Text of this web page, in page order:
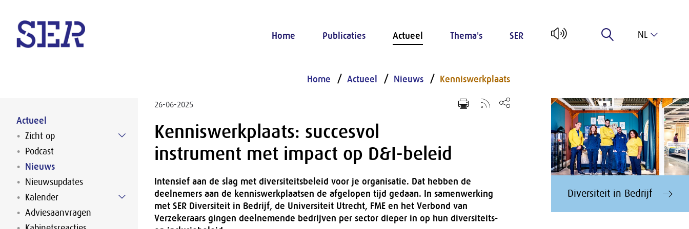
Home Publicaties Actueel Thema's SER NL
Actueel
Zicht op
Podcast
Nieuws
Nieuwsupdates
Kalender
Adviesaanvragen
Home Actueel Nieuws Kenniswerkplaats
26-06-2025
Kenniswerkplaats: succesvol
instrument met impact op D&I-beleid
Intensief aan de slag met diversiteitsbeleid voor je organisatie. Dat hebben de
deelnemers aan de kenniswerkplaatsen de afgelopen tijd gedaan. In samenwerking
met SER Diversiteit in Bedrijf, de Universiteit Utrecht, FME en het Verbond van
Verzekeraars gingen deelnemende bedrijven per sector dieper in op hun diversiteits-
Diversiteit in Bedrijf